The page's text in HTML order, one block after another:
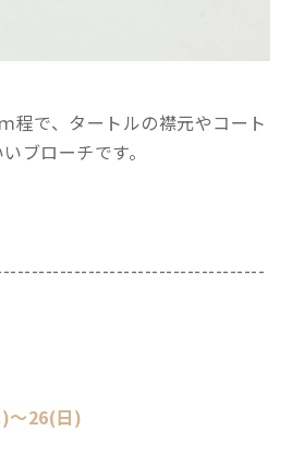
程で、タートルの襟元やコート
ブローチです。
～26(日)